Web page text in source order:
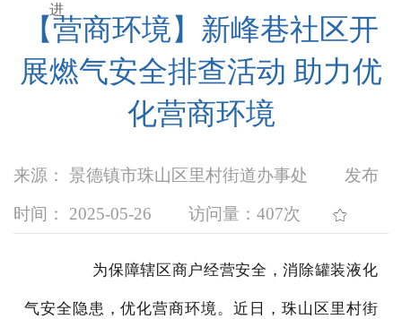
进
【营商环境】新峰巷社区开
展燃气安全排查活动 助力优
化营商环境
来源： 景德镇市珠山区里村街道办事处 发布
时间： 2025-05-26 访问量： 407次
为保障辖区商户经营安全，消除罐装液化
气安全隐患，优化营商环境。近日，珠山区里村街